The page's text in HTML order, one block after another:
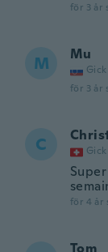
för 3 år
M Mu
för 3 år
C
för 4 år
Tom